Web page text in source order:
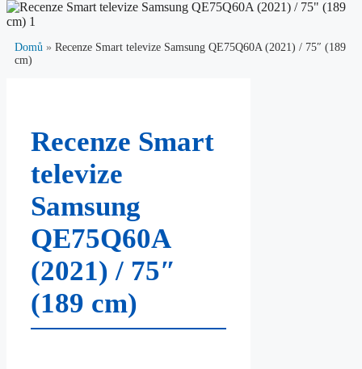
Domů » Recenze Smart televize Samsung QE75Q60A (2021) / 75″ (189
cm)
Recenze Smart
televize
Samsung
QE75Q60A
(2021) / 75″
(189 cm)